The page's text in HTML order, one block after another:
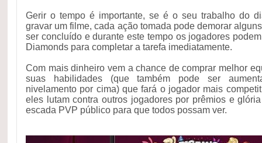
Gerir o tempo é importante, se é o seu trabalho do
gravar um filme, cada ação tomada pode demorar
ser concluído e durante este tempo os jogadores
Diamonds para completar a tarefa imediatamente.
Com mais dinheiro vem a chance de comprar melhor
suas habilidades (que também pode ser
nivelamento por cima) que fará o jogador mais
eles lutam contra outros jogadores por prêmios e
escada PVP público para que todos possam ver.